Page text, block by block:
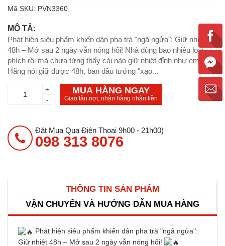
Mã SKU: PVN3360
MÔ TẢ:
Phát hiện siêu phẩm khiến dân pha trà "ngã ngửa": Giữ nhiệt
48h – Mở sau 2 ngày vẫn nóng hổi! Nhà dùng bao nhiêu loại
phích rồi mà chưa từng thấy cái nào giữ nhiệt đỉnh như em này.
Hãng nói giữ được 48h, ban đầu tưởng "xạo...
+
-
MUA HÀNG NGAY
Giao tận nơi, nhận hàng nhận tiền
Đặt Mua Qua Điện Thoại 9h00 - 21h00)
098 313 8076
THÔNG TIN SẢN PHẨM
VẬN CHUYỂN VÀ HƯỚNG DẪN MUA HÀNG
Phát hiện siêu phẩm khiến dân pha trà "ngã ngửa":
Giữ nhiệt 48h – Mở sau 2 ngày vẫn nóng hổi!